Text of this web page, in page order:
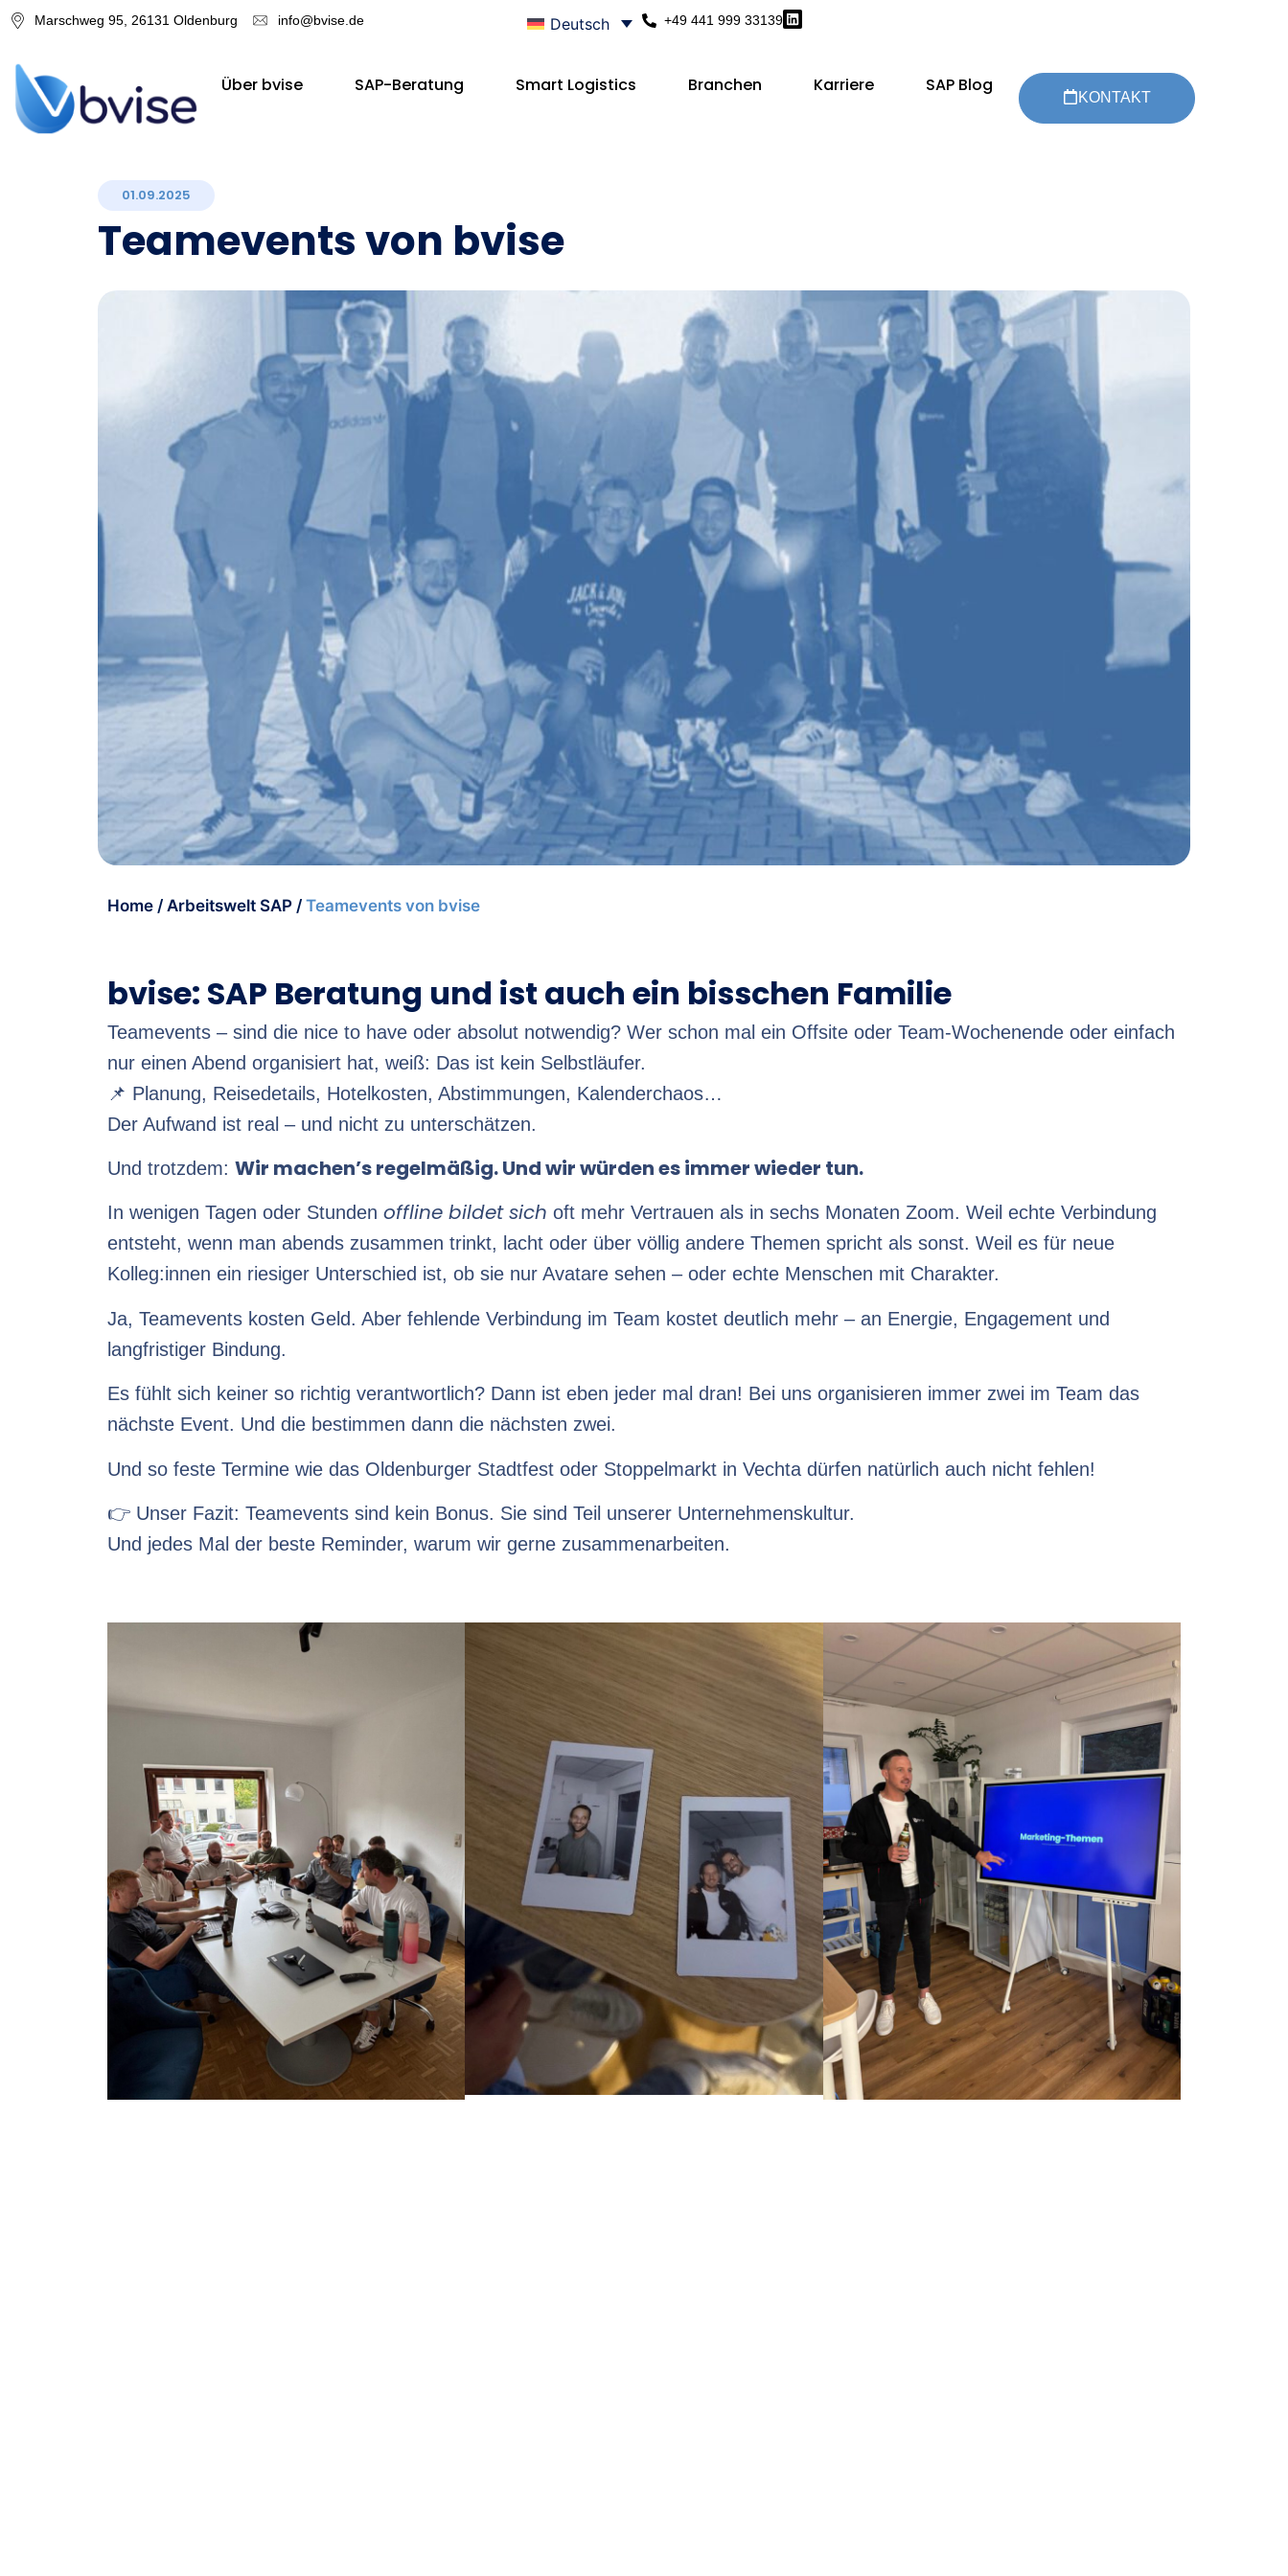
Marschweg 95, 26131 Oldenburg info@bvise.de Deutsch +49 441 999 33139
Über bvise SAP-Beratung Smart Logistics Branchen Karriere SAP Blog
KONTAKT
01.09.2025
Teamevents von bvise
Home / Arbeitswelt SAP / Teamevents von bvise
bvise: SAP Beratung und ist auch ein bisschen Familie
Teamevents – sind die nice to have oder absolut notwendig? Wer schon mal ein Offsite oder Team-Wochenende oder einfach
nur einen Abend organisiert hat, weiß: Das ist kein Selbstläufer.
📌 Planung, Reisedetails, Hotelkosten, Abstimmungen, Kalenderchaos…
Der Aufwand ist real – und nicht zu unterschätzen.
Und trotzdem: Wir machen’s regelmäßig. Und wir würden es immer wieder tun.
In wenigen Tagen oder Stunden offline bildet sich oft mehr Vertrauen als in sechs Monaten Zoom. Weil echte Verbindung
entsteht, wenn man abends zusammen trinkt, lacht oder über völlig andere Themen spricht als sonst. Weil es für neue
Kolleg:innen ein riesiger Unterschied ist, ob sie nur Avatare sehen – oder echte Menschen mit Charakter.
Ja, Teamevents kosten Geld. Aber fehlende Verbindung im Team kostet deutlich mehr – an Energie, Engagement und
langfristiger Bindung.
Es fühlt sich keiner so richtig verantwortlich? Dann ist eben jeder mal dran! Bei uns organisieren immer zwei im Team das
nächste Event. Und die bestimmen dann die nächsten zwei.
Und so feste Termine wie das Oldenburger Stadtfest oder Stoppelmarkt in Vechta dürfen natürlich auch nicht fehlen!
👉 Unser Fazit: Teamevents sind kein Bonus. Sie sind Teil unserer Unternehmenskultur.
Und jedes Mal der beste Reminder, warum wir gerne zusammenarbeiten.